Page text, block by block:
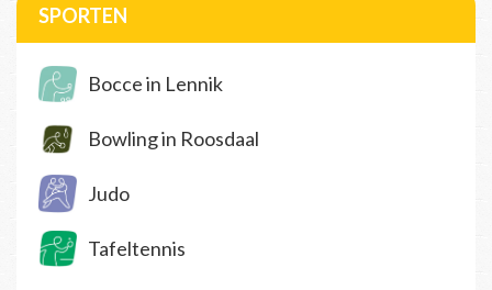
SPORTEN
Bocce in Lennik
Bowling in Roosdaal
Judo
Tafeltennis